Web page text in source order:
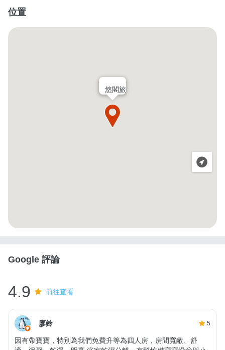
位置
悠閣旅
Google 評論
4.9 前往查看
廖鈴 5
因有帶寶寶，特別為我們免費升等為四人房，房間寬敞、舒